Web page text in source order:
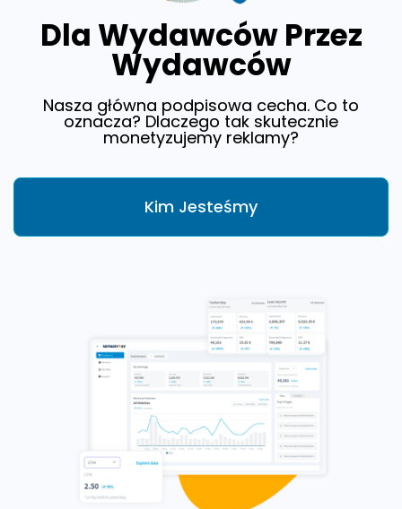
Dla Wydawców Przez
Wydawców
Nasza główna podpisowa cecha. Co to
oznacza? Dlaczego tak skutecznie
monetyzujemy reklamy?
Kim Jesteśmy